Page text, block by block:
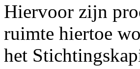
Hiervoor zijn
ruimte hiertoe
het